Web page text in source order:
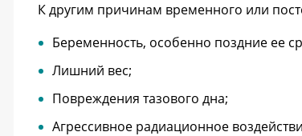
К другим причинам временного или
Беременность, особенно поздние ее
Лишний вес;
Повреждения тазового дна;
Агрессивное радиационное